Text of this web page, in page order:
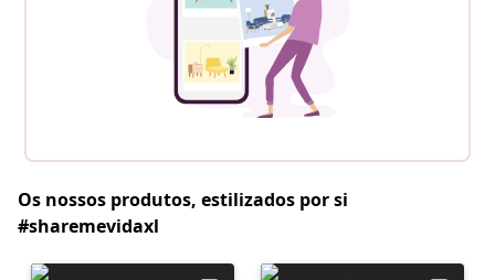
Os nossos produtos, estilizados por si
#sharemevidaxl